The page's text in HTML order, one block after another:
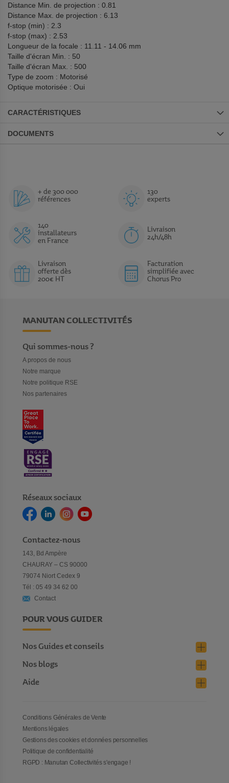
Distance Min. de projection : 0.81
Distance Max. de projection : 6.13
f-stop (min) : 2.3
f-stop (max) : 2.53
Longueur de la focale : 11.11 - 14.06 mm
Taille d'écran Min. : 50
Taille d'écran Max. : 500
Type de zoom : Motorisé
Optique motorisée : Oui
CARACTÉRISTIQUES
DOCUMENTS
+ de 300 000
références
130
experts
140
installateurs
en France
Livraison
24h/48h
Livraison
offerte dès
200€ HT
Facturation
simplifiée avec
Chorus Pro
MANUTAN COLLECTIVITÉS
Qui sommes-nous ?
A propos de nous
Notre marque
Notre politique RSE
Nos partenaires
Réseaux sociaux
Contactez-nous
143, Bd Ampère
CHAURAY – CS 90000
79074 Niort Cedex 9
Tél : 05 49 34 62 00
Contact
POUR VOUS GUIDER
Nos Guides et conseils
Nos blogs
Aide
Conditions Générales de Vente
Mentions légales
Gestions des cookies et données personnelles
Politique de confidentialité
RGPD : Manutan Collectivités s'engage !